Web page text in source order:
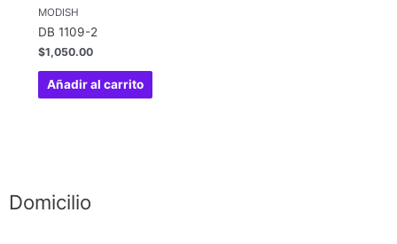
MODISH
DB 1109-2
$1,050.00
Añadir al carrito
Domicilio